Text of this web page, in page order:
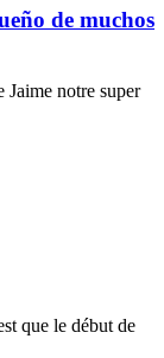
de muchos
notre super
que le début de